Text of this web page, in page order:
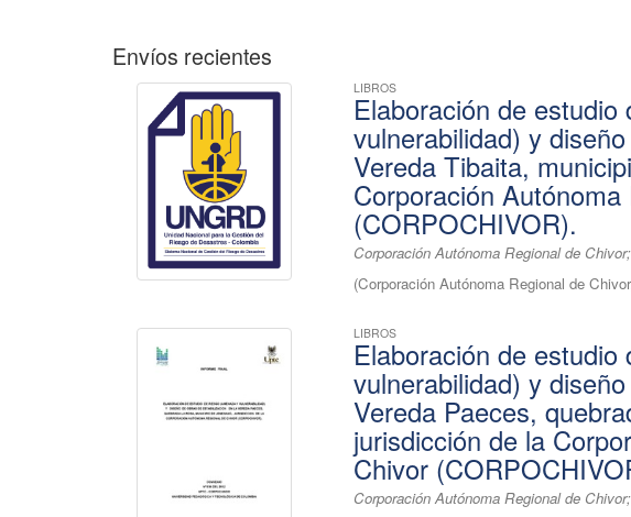
Envíos recientes
LIBROS
Elaboración de
vulnerabilidad) y
Vereda Tibaita,
Corporación
(CORPOCHIVOR).
Corporación Autónoma Regional de
(Corporación Autónoma Regional de Chivor
LIBROS
Elaboración de
vulnerabilidad) y
Vereda Paeces,
jurisdicción de la
Chivor
Corporación Autónoma Regional de